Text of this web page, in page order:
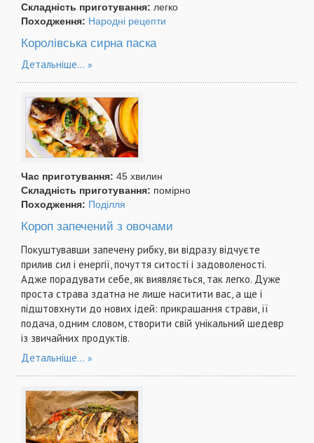
Складність приготування: легко
Походження: Народні рецепти
Королівська сирна паска
Детальніше...
Час приготування: 45 хвилин
Складність приготування: помірно
Походження: Поділля
Короп запечений з овочами
Покуштувавши запечену рибку, ви відразу відчуєте
прилив сил і енергії, почуття ситості і задоволеності.
Адже порадувати себе, як виявляється, так легко. Дуже
проста страва здатна не лише наситити вас, а ще і
підштовхнути до нових ідей: прикрашання страви, її
подача, одним словом, створити свій унікальний шедевр
із звичайних продуктів.
Детальніше...